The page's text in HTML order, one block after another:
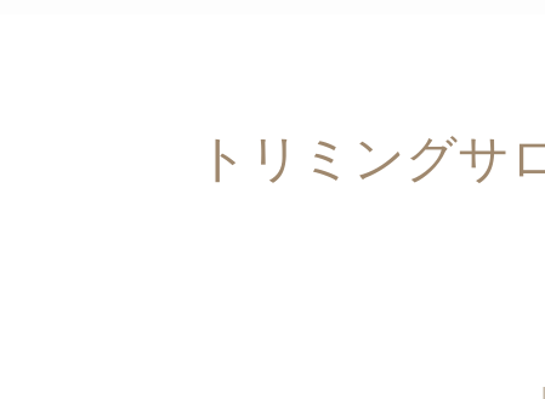
トリミングサ